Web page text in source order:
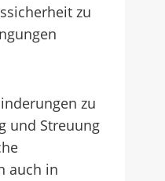
zu
zu
und Streuung
auch in